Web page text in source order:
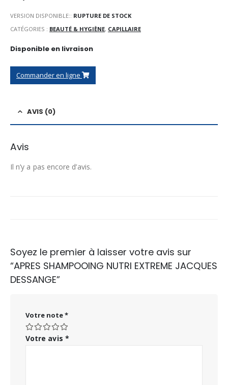
VERSION DISPONIBLE:: RUPTURE DE STOCK
CATÉGORIES : BEAUTÉ & HYGIÈNE, CAPILLAIRE
Disponible en livraison
Commander en ligne
AVIS (0)
Avis
Il n’y a pas encore d’avis.
Soyez le premier à laisser votre avis sur
“APRES SHAMPOOING NUTRI EXTREME JACQUES
DESSANGE”
Votre note*
Votre avis *